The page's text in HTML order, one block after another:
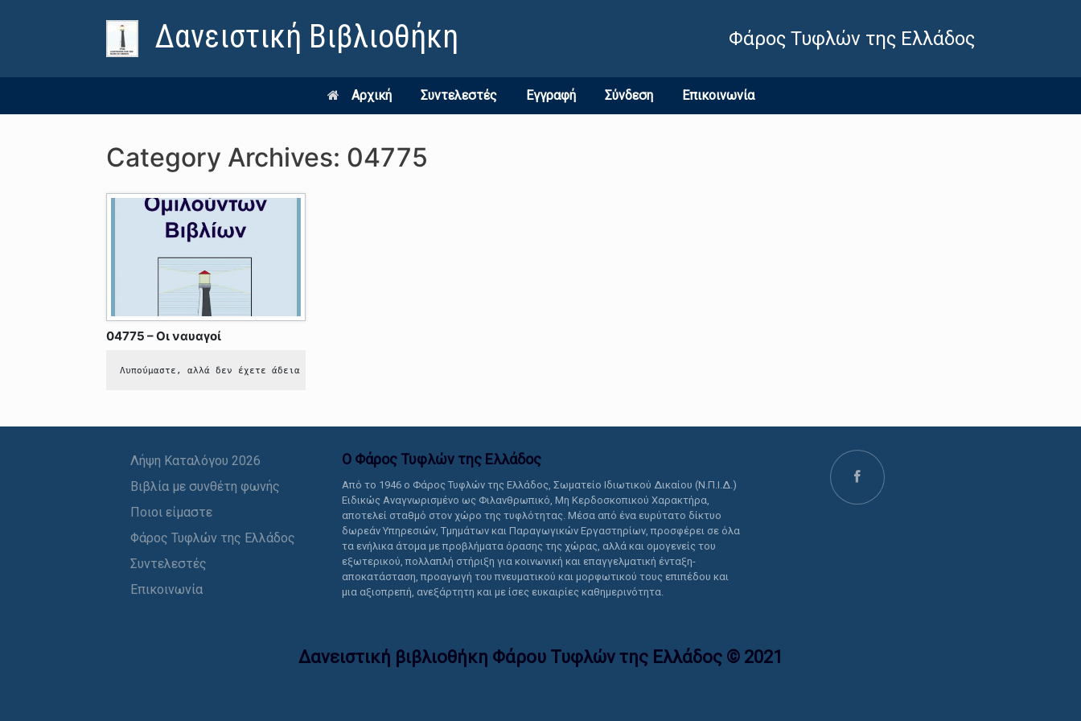
Δανειστική Βιβλιοθήκη Φάρος Τυφλών της Ελλάδος
Αρχική Συντελεστές Εγγραφή Σύνδεση Επικοινωνία
Category Archives: 04775
04775 – Οι ναυαγοί
Λυπούμαστε, αλλά δεν έχετε άδεια να δείτε αυτό το περιεχόμενο.
Λήψη Καταλόγου 2026
Βιβλία με συνθέτη φωνής
Ποιοι είμαστε
Φάρος Τυφλών της Ελλάδος
Συντελεστές
Επικοινωνία
Ο Φάρος Τυφλών της Ελλάδoς
Από το 1946 ο Φάρος Τυφλών της Ελλάδος, Σωματείο Ιδιωτικού Δικαίου (Ν.Π.Ι.Δ.)
Ειδικώς Αναγνωρισμένο ως Φιλανθρωπικό, Μη Κερδοσκοπικού Χαρακτήρα,
αποτελεί σταθμό στον χώρο της τυφλότητας. Μέσα από ένα ευρύτατο δίκτυο
δωρεάν Υπηρεσιών, Τμημάτων και Παραγωγικών Εργαστηρίων, προσφέρει σε όλα
τα ενήλικα άτομα με προβλήματα όρασης της χώρας, αλλά και ομογενείς του
εξωτερικού, πολλαπλή στήριξη για κοινωνική και επαγγελματική ένταξη-
αποκατάσταση, προαγωγή του πνευματικού και μορφωτικού τους επιπέδου και
μια αξιοπρεπή, ανεξάρτητη και με ίσες ευκαιρίες καθημερινότητα.
Δανειστική βιβλιοθήκη Φάρου Τυφλών της Ελλάδoς © 2021